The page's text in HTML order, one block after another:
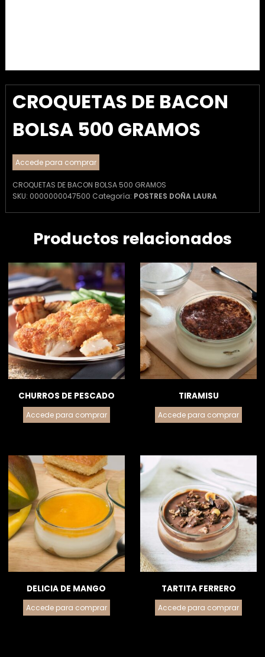
CROQUETAS DE BACON
BOLSA 500 GRAMOS
Accede para comprar
CROQUETAS DE BACON BOLSA 500 GRAMOS
SKU: 0000000047500 Categoría: POSTRES DOÑA LAURA
Productos relacionados
CHURROS DE PESCADO
Accede para comprar
TIRAMISU
Accede para comprar
DELICIA DE MANGO
Accede para comprar
TARTITA FERRERO
Accede para comprar